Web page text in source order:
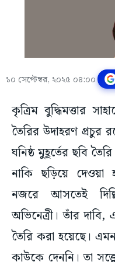
১০ সেপ্টেম্বর, ২০২৫ ০৪:০০
কৃত্রিম বুদ্ধিমত্তার
তৈরির উদাহরণ প্রচুর
ঘনিষ্ঠ মুহূর্তের ছবি
নাকি ছড়িয়ে দেওয়া
নজরে আসতেই
অভিনেত্রী। তাঁর
তৈরি করা হয়েছে।
কাউকে দেননি। তা